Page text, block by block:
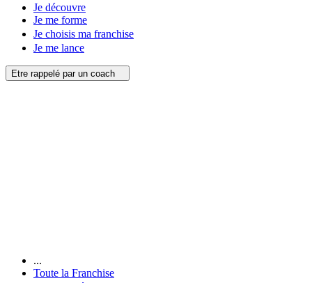
Je découvre
Je me forme
Je choisis ma franchise
Je me lance
Etre rappelé par un coach
...
Toute la Franchise